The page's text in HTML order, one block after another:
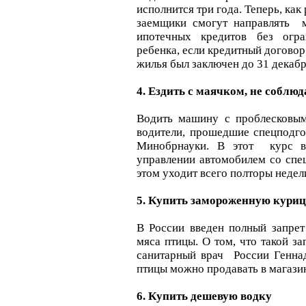
исполнится три года. Теперь,
заемщики смогут направлять
ипотечных кредитов без
ребенка, если кредитный
жилья был заключен до 31
4. Ездить с маячком, не
Водить машину с
водители, прошедшие
Минобрнауки. В этот курс
управлении автомобилем со
этом уходит всего полторы
5. Купить замороженную
В России введен полный
мяса птицы. О том, что такой
санитарный врач России
птицы можно продавать в
6. Купить дешевую водку